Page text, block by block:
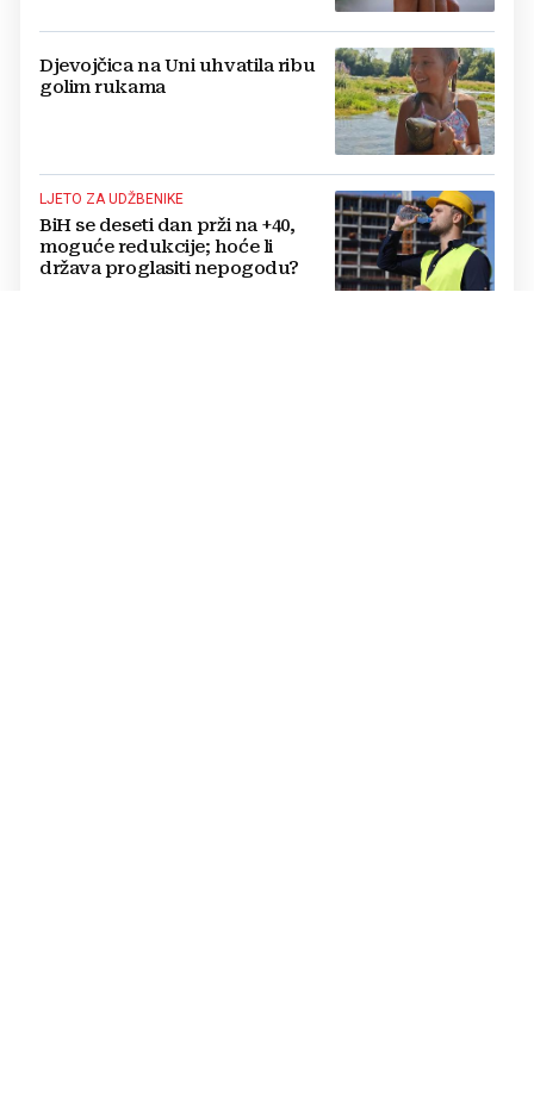
Djevojčica na Uni uhvatila ribu
golim rukama
LJETO ZA UDŽBENIKE
BiH se deseti dan prži na +40,
moguće redukcije; hoće li
država proglasiti nepogodu?